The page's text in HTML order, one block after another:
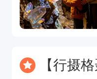
【行摄格聂7天】7